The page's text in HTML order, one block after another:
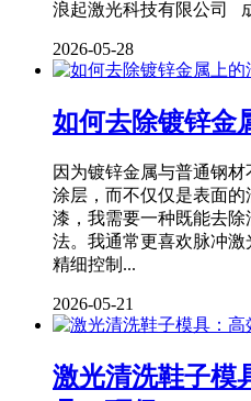
浪起激光科技有限公司
2026-05-28
如何去除镀锌金
因为镀锌金属与普通钢
涂层，而不仅仅是表面
漆，我需要一种既能去
法。我通常更喜欢脉冲
精细控制...
2026-05-21
激光清洗鞋子模